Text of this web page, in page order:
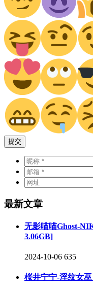
提交
最新文章
无影喵喵Ghost-
3.06GB]
2024-10-06 635
桜井宁宁-淫纹女